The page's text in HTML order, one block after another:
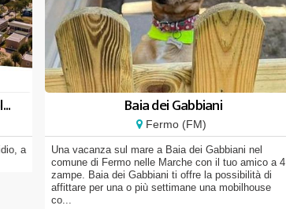
a
Baia dei Gabbiani
Fermo (FM)
Una vacanza sul mare a Baia dei Gabbiani nel
comune di Fermo nelle Marche con il tuo amico a 4
zampe. Baia dei Gabbiani ti offre la possibilità di
affittare per una o più settimane una mobilhouse
co...